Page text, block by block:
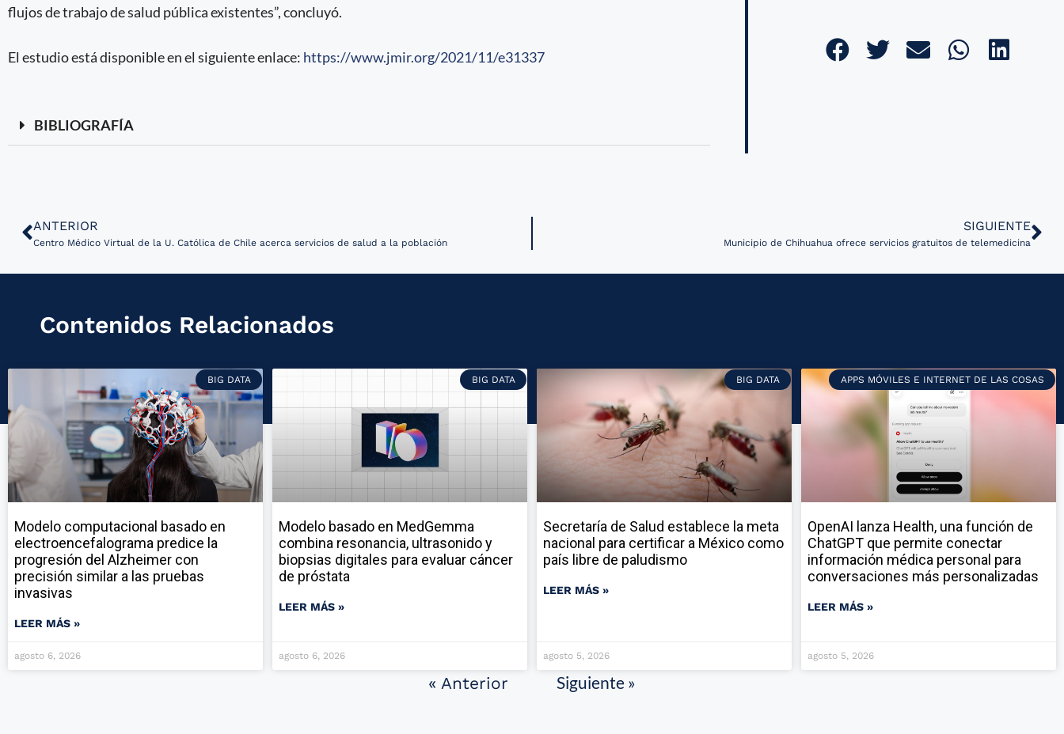
flujos de trabajo de salud pública existentes”, concluyó.
El estudio está disponible en el siguiente enlace: https://www.jmir.org/2021/11/e31337
BIBLIOGRAFÍA
ANTERIOR
Centro Médico Virtual de la U. Católica de Chile acerca servicios de salud a la población
SIGUIENTE
Municipio de Chihuahua ofrece servicios gratuitos de telemedicina
Contenidos Relacionados
BIG DATA
Modelo computacional basado en
electroencefalograma predice la
progresión del Alzheimer con
precisión similar a las pruebas
invasivas
LEER MÁS »
agosto 6, 2026
BIG DATA
Modelo basado en MedGemma
combina resonancia, ultrasonido y
biopsias digitales para evaluar cáncer
de próstata
LEER MÁS »
agosto 6, 2026
BIG DATA
Secretaría de Salud establece la meta
nacional para certificar a México como
país libre de paludismo
LEER MÁS »
agosto 5, 2026
APPS MÓVILES E INTERNET DE LAS COSAS
OpenAI lanza Health, una función de
ChatGPT que permite conectar
información médica personal para
conversaciones más personalizadas
LEER MÁS »
agosto 5, 2026
« Anterior Siguiente »